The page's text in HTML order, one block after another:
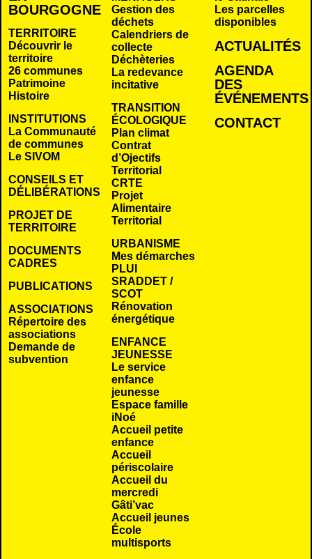
BOURGOGNE
TERRITOIRE
Découvrir le
territoire
26 communes
Patrimoine
Histoire
INSTITUTIONS
La Communauté
de communes
Le SIVOM
CONSEILS ET
DÉLIBÉRATIONS
PROJET DE
TERRITOIRE
DOCUMENTS
CADRES
PUBLICATIONS
ASSOCIATIONS
Répertoire des
associations
Demande de
subvention
Gestion des
déchets
Calendriers de
collecte
Déchèteries
La redevance
incitative
TRANSITION
ÉCOLOGIQUE
Plan climat
Contrat
d’Ojectifs
Territorial
CRTE
Projet
Alimentaire
Territorial
URBANISME
Mes démarches
PLUI
SRADDET /
SCOT
Rénovation
énergétique
ENFANCE
JEUNESSE
Le service
enfance
jeunesse
Espace famille
iNoé
Accueil petite
enfance
Accueil
périscolaire
Accueil du
mercredi
Gâti’vac
Accueil jeunes
École
multisports
Les parcelles
disponibles
ACTUALITÉS
AGENDA
DES
ÉVÉNEMENTS
CONTACT